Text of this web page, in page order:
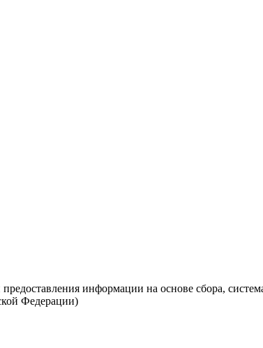
информации на основе сбора,
Федерации)